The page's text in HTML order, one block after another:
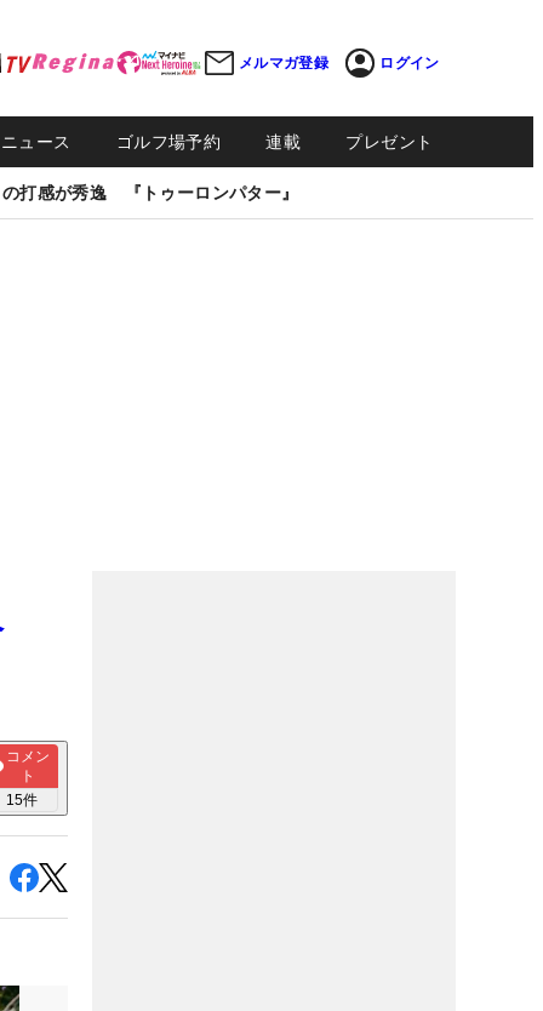
メルマガ登録 ログイン
ュース ゴルフ場予約 連載 プレゼント
打感が秀逸 『トゥーロンパター』
コメン
ト
15件